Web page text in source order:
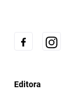
Editora